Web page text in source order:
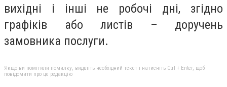
вихідні і інші не робочі дні, згідно
графіків або листів – доручень
замовника послуги.
Якщо ви помітили помилку, виділіть необхідний текст і натисніть Ctrl + Enter, щоб
повідомити про це редакцію